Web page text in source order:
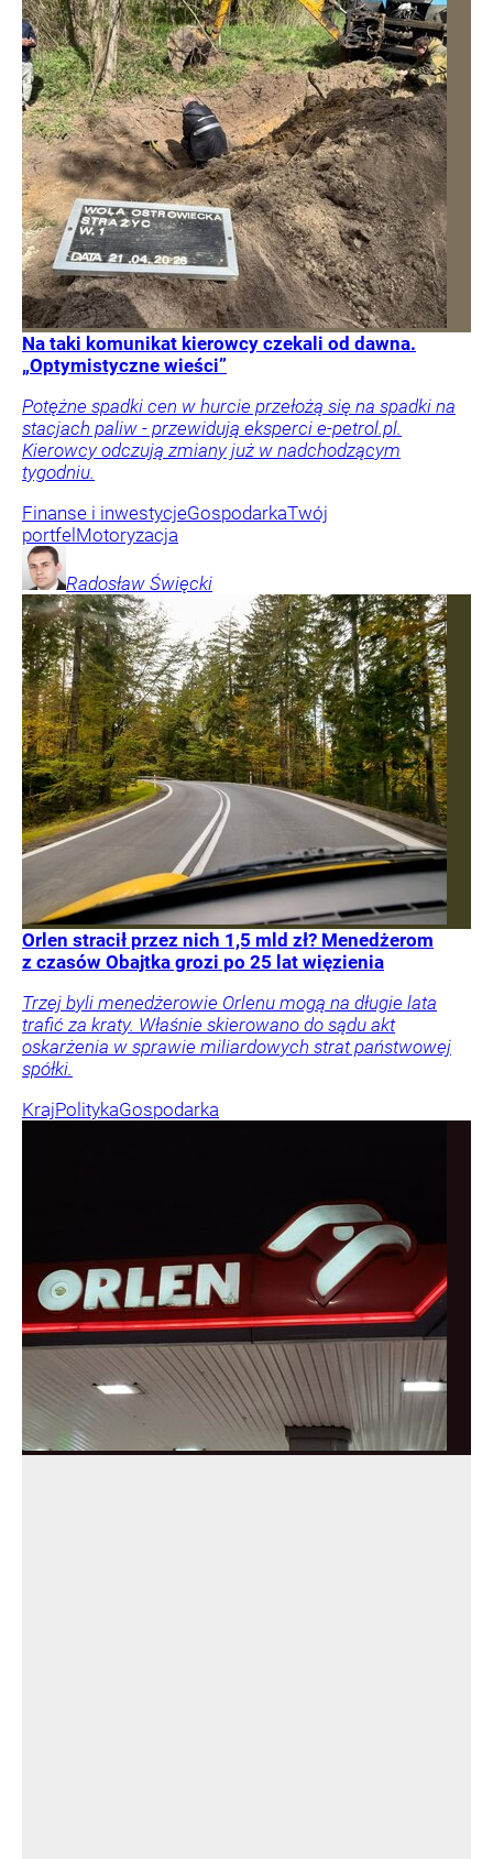
Na taki komunikat kierowcy czekali od dawna.
„Optymistyczne wieści”
Potężne spadki cen w hurcie przełożą się na spadki na
stacjach paliw - przewidują eksperci e-petrol.pl.
Kierowcy odczują zmiany już w nadchodzącym
tygodniu.
Finanse i inwestycjeGospodarkaTwój
portfel Motoryzacja
Radosław Święcki
Orlen stracił przez nich 1,5 mld zł? Menedżerom
z czasów Obajtka grozi po 25 lat więzienia
Trzej byli menedżerowie Orlenu mogą na długie lata
trafić za kraty. Właśnie skierowano do sądu akt
oskarżenia w sprawie miliardowych strat państwowej
spółki.
KrajPolitykaGospodarka